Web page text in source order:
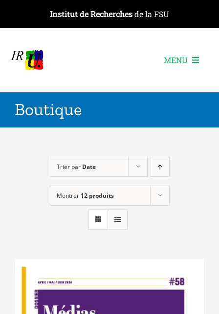
contenu
Institut de Recherchesde la FSU
MENU
Les recherches
Les événements
Boutique
Trier par Date
Montrer 12 produits